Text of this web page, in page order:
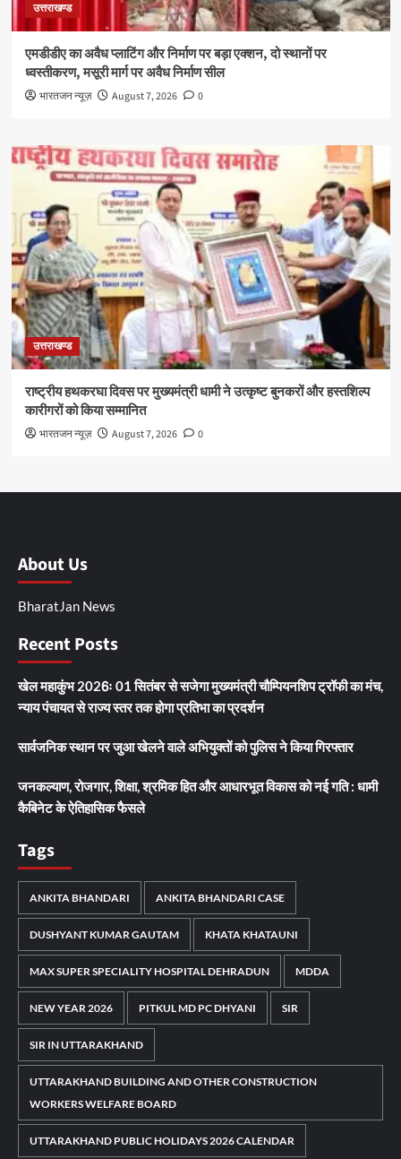
उत्तराखण्ड
एमडीडीए का अवैध प्लाटिंग और निर्माण पर बड़ा एक्शन, दो स्थानों पर
ध्वस्तीकरण, मसूरी मार्ग पर अवैध निर्माण सील
भारतजन न्यूज़ August 7, 2026 0
उत्तराखण्ड
राष्ट्रीय हथकरघा दिवस पर मुख्यमंत्री धामी ने उत्कृष्ट बुनकरों और हस्तशिल्प
कारीगरों को किया सम्मानित
भारतजन न्यूज़ August 7, 2026 0
About Us
BharatJan News
Recent Posts
खेल महाकुंभ 2026ः 01 सितंबर से सजेगा मुख्यमंत्री चौम्पियनशिप ट्रॉफी का मंच,
न्याय पंचायत से राज्य स्तर तक होगा प्रतिभा का प्रदर्शन
सार्वजनिक स्थान पर जुआ खेलने वाले अभियुक्तों को पुलिस ने किया गिरफ्तार
जनकल्याण, रोजगार, शिक्षा, श्रमिक हित और आधारभूत विकास को नई गति : धामी
कैबिनेट के ऐतिहासिक फैसले
Tags
ANKITA BHANDARI ANKITA BHANDARI CASE
DUSHYANT KUMAR GAUTAM KHATA KHATAUNI
MAX SUPER SPECIALITY HOSPITAL DEHRADUN MDDA
NEW YEAR 2026 PITKUL MD PC DHYANI SIR
SIR IN UTTARAKHAND
UTTARAKHAND BUILDING AND OTHER CONSTRUCTION
WORKERS WELFARE BOARD
UTTARAKHAND PUBLIC HOLIDAYS 2026 CALENDAR